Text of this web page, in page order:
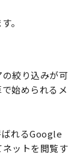
。
絞り込みが可
始められるメ
ばれるGoogle
ットを閲覧す